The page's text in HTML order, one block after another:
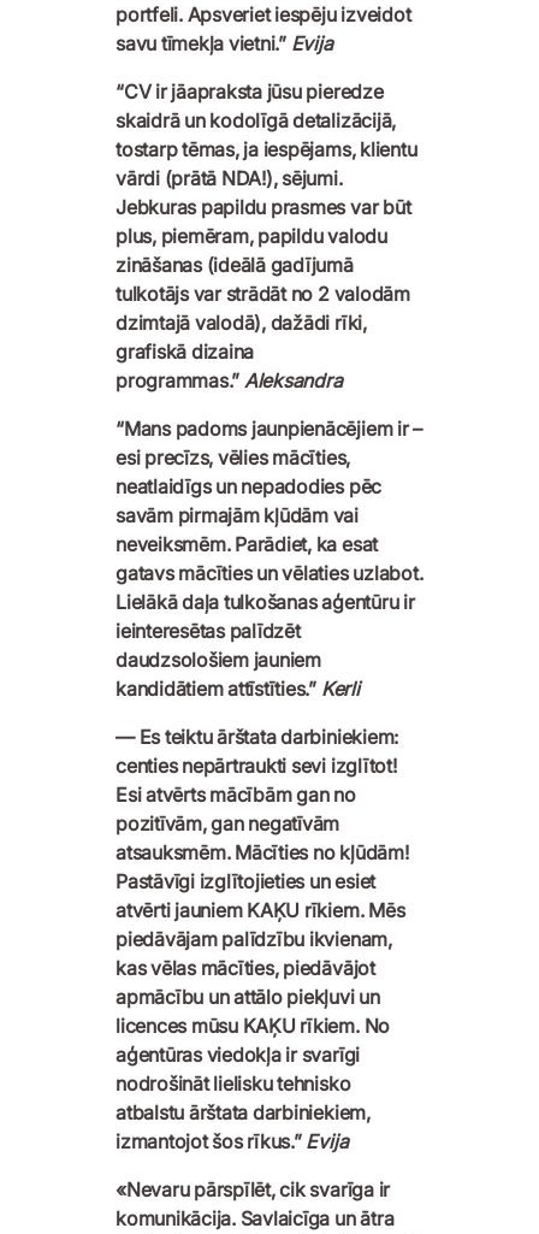
portfeli. Apsveriet iespēju izveidot
savu tīmekļa vietni.” Evija
“CV ir jāapraksta jūsu pieredze
skaidrā un kodolīgā detalizācijā,
tostarp tēmas, ja iespējams, klientu
vārdi (prātā NDA!), sējumi.
Jebkuras papildu prasmes var būt
plus, piemēram, papildu valodu
zināšanas (ideālā gadījumā
tulkotājs var strādāt no 2 valodām
dzimtajā valodā), dažādi rīki,
grafiskā dizaina
programmas.” Aleksandra
“Mans padoms jaunpienācējiem ir –
esi precīzs, vēlies mācīties,
neatlaidīgs un nepadodies pēc
savām pirmajām kļūdām vai
neveiksmēm. Parādiet, ka esat
gatavs mācīties un vēlaties uzlabot.
Lielākā daļa tulkošanas aģentūru ir
ieinteresētas palīdzēt
daudzsološiem jauniem
kandidātiem attīstīties.” Kerli
— Es teiktu ārštata darbiniekiem:
centies nepārtraukti sevi izglītot!
Esi atvērts mācībām gan no
pozitīvām, gan negatīvām
atsauksmēm. Mācīties no kļūdām!
Pastāvīgi izglītojieties un esiet
atvērti jauniem KAĶU rīkiem. Mēs
piedāvājam palīdzību ikvienam,
kas vēlas mācīties, piedāvājot
apmācību un attālo piekļuvi un
licences mūsu KAĶU rīkiem. No
aģentūras viedokļa ir svarīgi
nodrošināt lielisku tehnisko
atbalstu ārštata darbiniekiem,
izmantojot šos rīkus.” Evija
«Nevaru pārspīlēt, cik svarīga ir
komunikācija. Savlaicīga un ātra